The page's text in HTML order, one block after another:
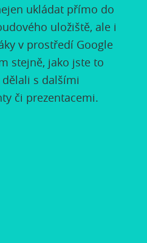
ukládat přímo do
uložiště, ale i
v prostředí Google
stejně, jako jste to
s dalšími
či prezentacemi.